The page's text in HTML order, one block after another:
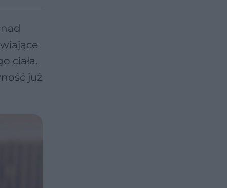
ciała.
już